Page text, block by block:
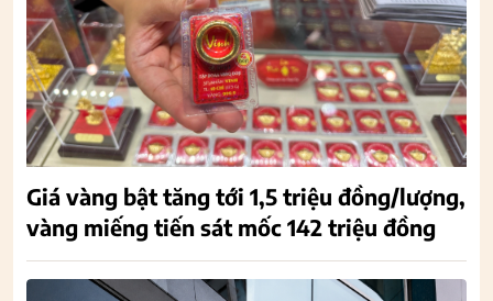
Giá vàng bật tăng tới 1,5 triệu đồng/lượng,
vàng miếng tiến sát mốc 142 triệu đồng